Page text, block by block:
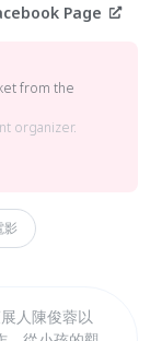
Page
from the
organizer.
影
人陳俊蓉以